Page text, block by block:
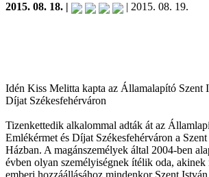
2015. 08. 18. | | 2015. 08. 19.
Idén Kiss Melitta kapta az Államalapító Szent
Díjat Székesfehérváron
Tizenkettedik alkalommal adták át az
Emlékérmet és Díjat Székesfehérváron a
Házban. A magánszemélyek által 2004-ben
évben olyan személyiségnek ítélik oda, akinek
emberi hozzáállásához mindenkor Szent